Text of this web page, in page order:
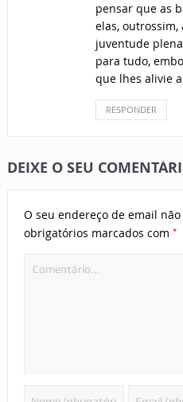
pensar que as
elas,
juventude
para tudo,
que lhes alivie
RESPONDER
DEIXE O SEU
O seu endereço de email
obrigatórios marcados com *